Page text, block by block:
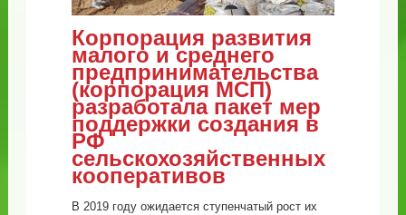
Корпорация развития
малого и среднего
предпринимательства
(корпорация МСП)
разработала пакет мер
поддержки создания в
РФ
сельскохозяйственных
кооперативов
В 2019 году ожидается ступенчатый рост их